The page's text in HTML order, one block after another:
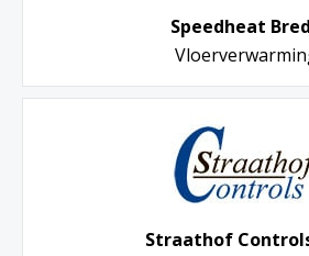
Speedheat
Straathof